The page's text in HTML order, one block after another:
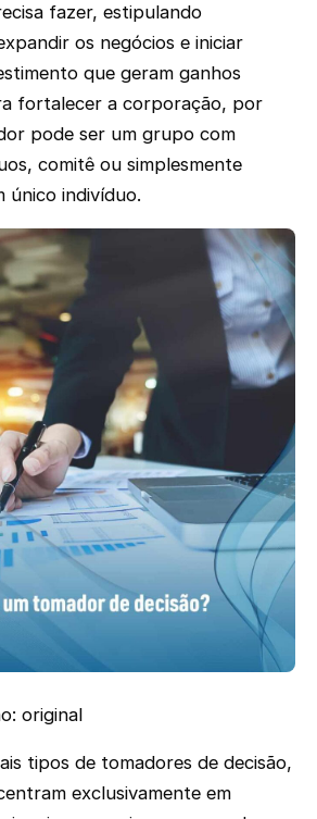
fazer, estipulando
os negócios e iniciar
que geram ganhos
fortalecer a corporação, por
pode ser um grupo com
comitê ou simplesmente
único indivíduo.
original
tipos de tomadores de decisão,
exclusivamente em